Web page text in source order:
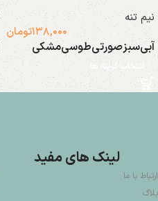
نیم تنه
۱۳۸,۰۰۰تومان
آبیسبزصورتیطوسیمشکی
انتخاب گزینه ها
لینک های مفید
ارتباط با ما
بلاگ